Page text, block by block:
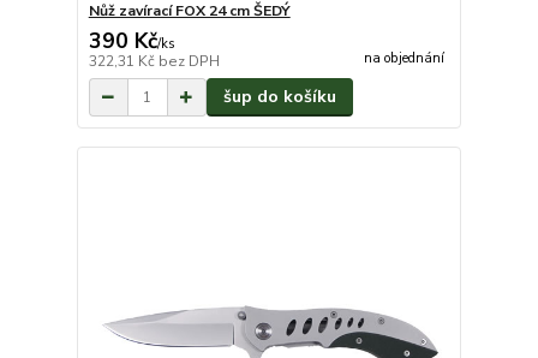
Nůž zavírací FOX 24 cm ŠEDÝ
390 Kč/ks
322,31 Kč bez DPH na objednání
šup do košíku